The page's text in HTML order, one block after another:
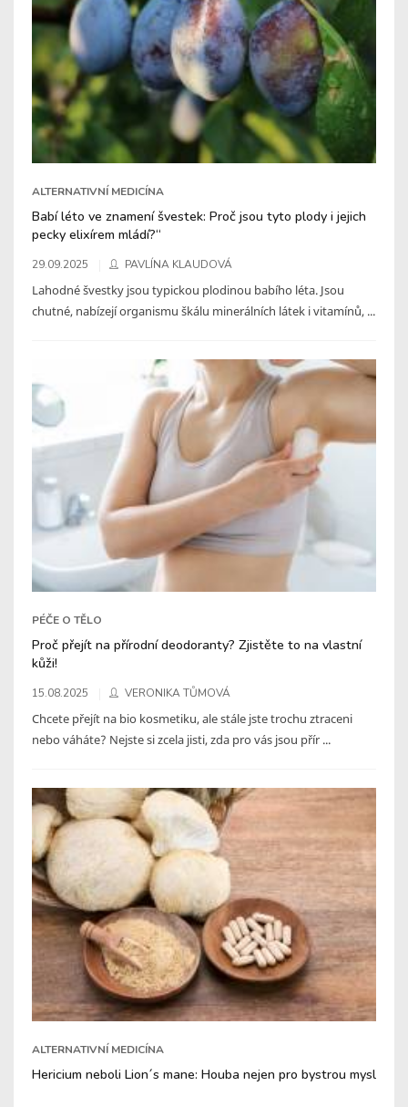
ALTERNATIVNÍ MEDICÍNA
Babí léto ve znamení švestek: Proč jsou tyto plody i jejich
pecky elixírem mládí?“
29.09.2025 PAVLÍNA KLAUDOVÁ
Lahodné švestky jsou typickou plodinou babího léta. Jsou
chutné, nabízejí organismu škálu minerálních látek i vitamínů, ...
PÉČE O TĚLO
Proč přejít na přírodní deodoranty? Zjistěte to na vlastní
kůži!
15.08.2025 VERONIKA TŮMOVÁ
Chcete přejít na bio kosmetiku, ale stále jste trochu ztraceni
nebo váháte? Nejste si zcela jisti, zda pro vás jsou přír ...
ALTERNATIVNÍ MEDICÍNA
Hericium neboli Lion´s mane: Houba nejen pro bystrou mysl